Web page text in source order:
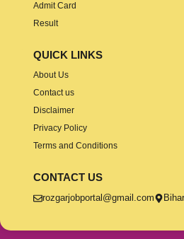
Admit Card
Result
QUICK LINKS
About Us
Contact us
Disclaimer
Privacy Policy
Terms and Conditions
CONTACT US
rozgarjobportal@gmail.com